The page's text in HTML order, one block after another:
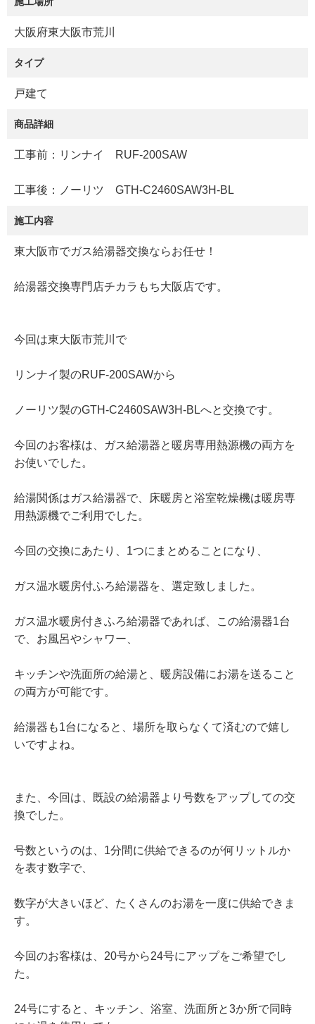
大阪府東大阪市荒川
タイプ
戸建て
商品詳細
工事前：リンナイ RUF-200SAW
工事後：ノーリツ GTH-C2460SAW3H-BL
施工内容
東大阪市でガス給湯器交換ならお任せ！
給湯器交換専門店チカラもち大阪店です。
今回は東大阪市荒川で
リンナイ製のRUF-200SAWから
ノーリツ製のGTH-C2460SAW3H-BLへと交換です。
今回のお客様は、ガス給湯器と暖房専用熱源機の両方を
お使いでした。
給湯関係はガス給湯器で、床暖房と浴室乾燥機は暖房専
用熱源機でご利用でした。
今回の交換にあたり、1つにまとめることになり、
ガス温水暖房付ふろ給湯器を、選定致しました。
ガス温水暖房付きふろ給湯器であれば、この給湯器1台
で、お風呂やシャワー、
キッチンや洗面所の給湯と、暖房設備にお湯を送ること
の両方が可能です。
給湯器も1台になると、場所を取らなくて済むので嬉し
いですよね。
また、今回は、既設の給湯器より号数をアップしての交
換でした。
号数というのは、1分間に供給できるのが何リットルか
を表す数字で、
数字が大きいほど、たくさんのお湯を一度に供給できま
す。
今回のお客様は、20号から24号にアップをご希望でし
た。
24号にすると、キッチン、浴室、洗面所と3か所で同時